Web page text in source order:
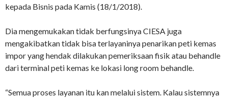
kepada Bisnis pada Kamis (18/1/2018).
Dia mengemukakan tidak berfungsinya CIESA juga
mengakibatkan tidak bisa terlayaninya penarikan peti kemas
impor yang hendak dilakukan pemeriksaan fisik atau behandle
dari terminal peti kemas ke lokasi long room behandle.
“Semua proses layanan itu kan melalui sistem. Kalau sistemnya